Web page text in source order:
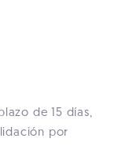
de 15 días,
por